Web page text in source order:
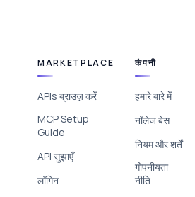
MARKETPLACE
APIs ब्राउज़ करें
MCP Setup
Guide
API सुझाएँ
लॉगिन
कंपनी
हमारे बारे में
नॉलेज बेस
नियम और शर्तें
गोपनीयता
नीति